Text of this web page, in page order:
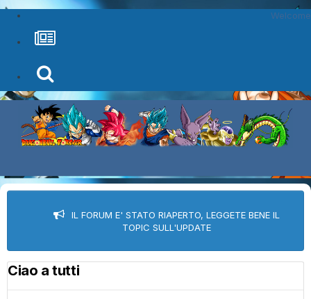
Welcome
IL FORUM E' STATO RIAPERTO, LEGGETE BENE IL
TOPIC SULL'UPDATE
Ciao a tutti